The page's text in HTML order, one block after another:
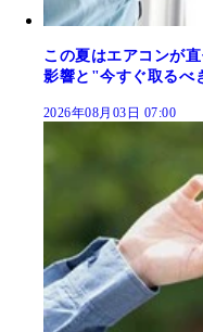
この夏はエアコンが
影響と"今すぐ取るべ
2026年08月03日 07:00